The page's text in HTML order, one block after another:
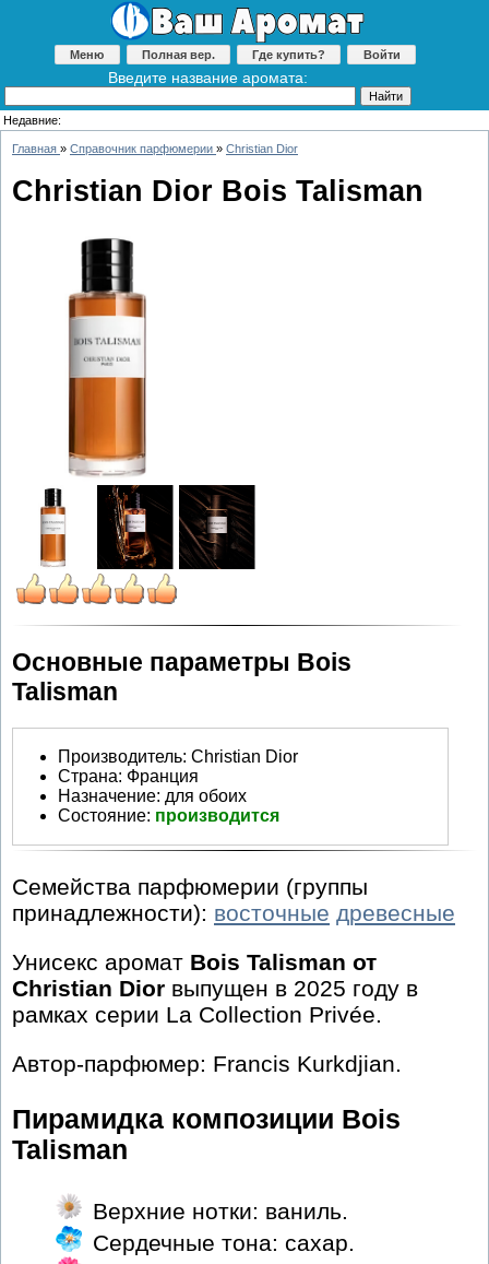
Меню Полная вер. Где купить? Войти
Введите название аромата:
Недавние:
Главная » Справочник парфюмерии » Christian Dior
Christian Dior Bois Talisman
Основные параметры Bois
Talisman
Производитель: Christian Dior
Страна: Франция
Назначение: для обоих
Состояние: производится
Семейства парфюмерии (группы
принадлежности): восточные древесные
Унисекс аромат Bois Talisman от
Christian Dior выпущен в 2025 году в
рамках серии La Collection Privée.
Автор-парфюмер: Francis Kurkdjian.
Пирамидка композиции Bois
Talisman
Верхние нотки: ваниль.
Сердечные тона: сахар.